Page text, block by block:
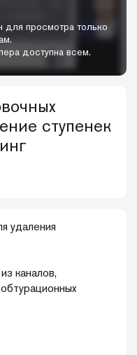
для просмотра только
доступна всем.
ступенек
удаления
каналов,